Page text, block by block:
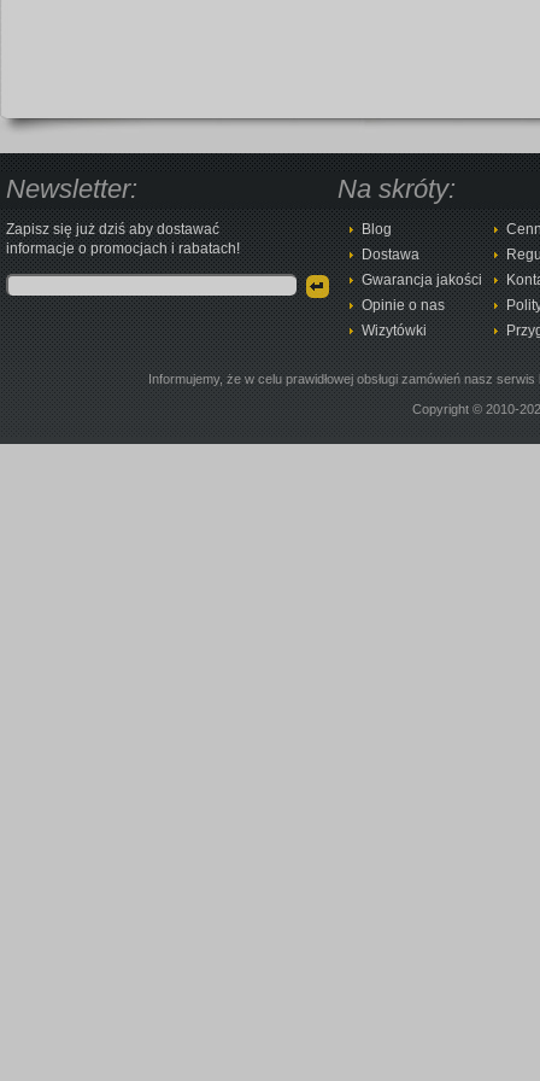
Newsletter:
Zapisz się już dziś aby dostawać
informacje o promocjach i rabatach!
Na skróty:
Blog
Dostawa
Gwarancja jakości
Opinie o nas
Wizytówki
Informujemy, że w celu prawidłowej obsługi zamówień nasz
Copyright © 2010-